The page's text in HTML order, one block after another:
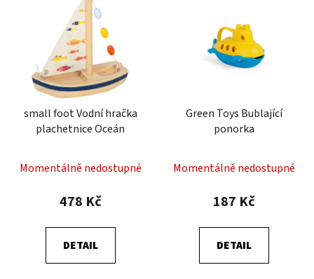
small foot Vodní hračka
plachetnice Oceán
Momentálně nedostupné
478 Kč
DETAIL
Green Toys Bublající
ponorka
Momentálně nedostupné
187 Kč
DETAIL